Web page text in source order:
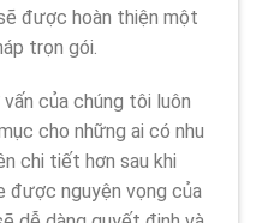
được hoàn thiện một
trọn gói.
của chúng tôi luôn
cho những ai có nhu
chi tiết hơn sau khi
được nguyện vọng của